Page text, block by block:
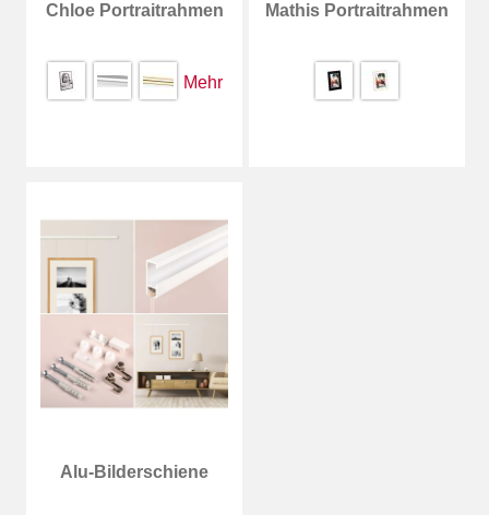
Chloe Portraitrahmen
Mehr
Mathis Portraitrahmen
Alu-Bilderschiene